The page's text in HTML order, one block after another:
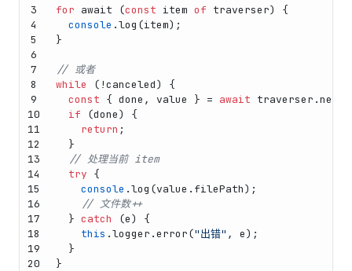
3
4
5
6
7
8
9
10
11
12
13
14
15
16
17
18
19
20
for await (const item of traverser) {
console .log (item);
}
// 或者
while
(!canceled) {
const { done, value } = await traverser.next
if (done) {
return ;
  }
// 处理当前 item
try {
console .log (value. filePath);
// 文件数++
  }
catch
(e) {
this .logger .error("出错" , e);
  }
}